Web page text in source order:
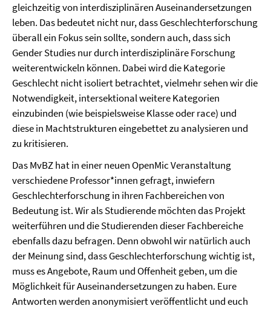
gleichzeitig von interdisziplinären Auseinandersetzungen
leben. Das bedeutet nicht nur, dass Geschlechterforschung
überall ein Fokus sein sollte, sondern auch, dass sich
Gender Studies nur durch interdisziplinäre Forschung
weiterentwickeln können. Dabei wird die Kategorie
Geschlecht nicht isoliert betrachtet, vielmehr sehen wir die
Notwendigkeit, intersektional weitere Kategorien
einzubinden (wie beispielsweise Klasse oder race) und
diese in Machtstrukturen eingebettet zu analysieren und
zu kritisieren.
Das MvBZ hat in einer neuen OpenMic Veranstaltung
verschiedene Professor*innen gefragt, inwiefern
Geschlechterforschung in ihren Fachbereichen von
Bedeutung ist. Wir als Studierende möchten das Projekt
weiterführen und die Studierenden dieser Fachbereiche
ebenfalls dazu befragen. Denn obwohl wir natürlich auch
der Meinung sind, dass Geschlechterforschung wichtig ist,
muss es Angebote, Raum und Offenheit geben, um die
Möglichkeit für Auseinandersetzungen zu haben. Eure
Antworten werden anonymisiert veröffentlicht und euch